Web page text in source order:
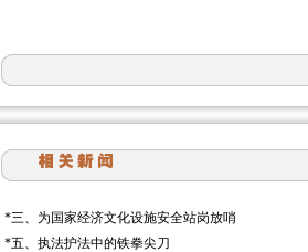
*三、为国家经济文化设施安全站岗放哨
*五、执法护法中的铁拳尖刀